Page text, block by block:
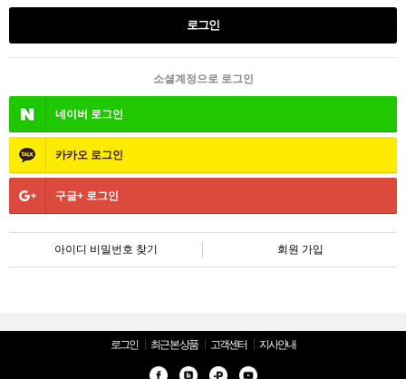
소셜계정으로 로그인
네이버 로그인
카카오 로그인
구글+ 로그인
아이디 비밀번호 찾기 회원 가입
로그인 최근 본 상품 고객센터 지사안내